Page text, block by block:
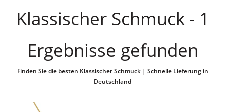
Klassischer Schmuck - 1
Ergebnisse gefunden
Finden Sie die besten Klassischer Schmuck | Schnelle Lieferung in
Deutschland